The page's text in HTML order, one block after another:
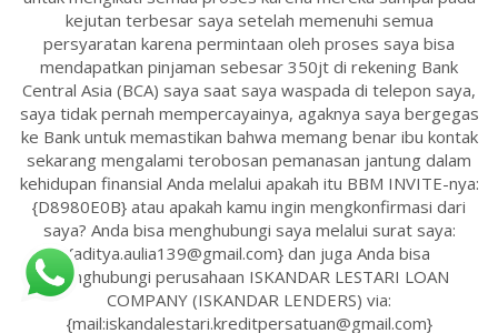
kejutan terbesar saya setelah memenuhi semua
persyaratan karena permintaan oleh proses saya bisa
mendapatkan pinjaman sebesar 350jt di rekening Bank
Central Asia (BCA) saya saat saya waspada di telepon saya,
saya tidak pernah mempercayainya, agaknya saya bergegas
ke Bank untuk memastikan bahwa memang benar ibu kontak
sekarang mengalami terobosan pemanasan jantung dalam
kehidupan finansial Anda melalui apakah itu BBM INVITE-nya:
{D8980E0B} atau apakah kamu ingin mengkonfirmasi dari
saya? Anda bisa menghubungi saya melalui surat saya:
{aditya.aulia139@gmail.com} dan juga Anda bisa
menghubungi perusahaan ISKANDAR LESTARI LOAN
COMPANY (ISKANDAR LENDERS) via:
{mail:iskandalestari.kreditpersatuan@gmail.com}